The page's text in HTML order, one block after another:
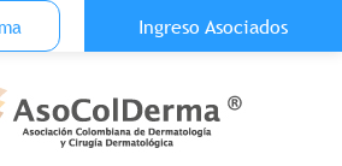
Ingreso Asociados